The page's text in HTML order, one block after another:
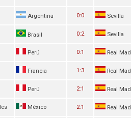
Argentina 0:0 Sevilla
Brasil 0:2 Sevilla
Perú 0:1 Real
Francia 1:3 Real
Perú 2:1 Real
México 2:1 Real